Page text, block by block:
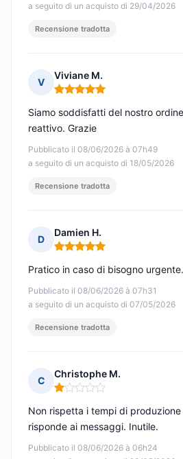
a seguito di un acquisto di 29/04/2026
Recensione tradotta
V
Viviane M.
Nota: 5 su 5
Pubblicato il 08/06/2026 à 07h49
a seguito di un acquisto di 18/05/2026
Siamo soddisfatti del nostro
reattivo. Grazie
Recensione tradotta
D
Damien H.
Nota: 5 su 5
Pubblicato il 08/06/2026 à 07h31
a seguito di un acquisto di 07/05/2026
Pratico in caso di bisogno urgente.
Recensione tradotta
C
Christophe M.
Nota: 1 su 5
Pubblicato il 08/06/2026 à 06h24
Non rispetta i tempi di
risponde ai messaggi. Inutile.